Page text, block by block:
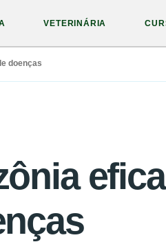
VETERINÁRIA
doenças